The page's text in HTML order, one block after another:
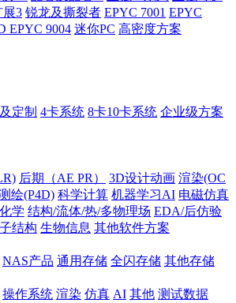
展3 锐龙及撕裂者 EPYC 7001 EPYC
EPYC 9004 迷你PC 高密度方案
定制 4卡系统 8卡10卡系统 企业级方案
后期（AE PR） 3D设计动画 渲染(OC
绘(P4D) 科学计算 机器学习AI 电磁仿真
学 结构/流体/热/多物理场 EDA/后仿验
结构 生物信息 其他软件方案
NAS产品 通用存储 全闪存储 其他存储
操作系统 渲染 仿真 AI 其他 测试数据